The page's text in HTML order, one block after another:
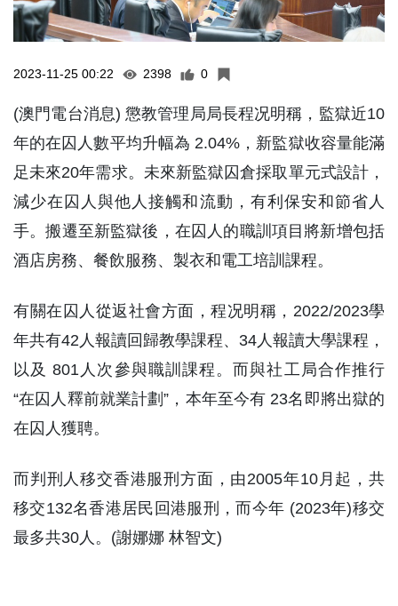
2023-11-25 00:22 2398 0
(澳門電台消息) 懲教管理局局長程况明稱，監獄近10
年的在囚人數平均升幅為 2.04%，新監獄收容量能滿
足未來20年需求。未來新監獄囚倉採取單元式設計，
減少在囚人與他人接觸和流動，有利保安和節省人
手。搬遷至新監獄後，在囚人的職訓項目將新增包括
酒店房務、餐飲服務、製衣和電工培訓課程。
有關在囚人從返社會方面，程况明稱，2022/2023學
年共有42人報讀回歸教學課程、34人報讀大學課程，
以及 801人次參與職訓課程。而與社工局合作推行
“在囚人釋前就業計劃”，本年至今有 23名即將出獄的
在囚人獲聘。
而判刑人移交香港服刑方面，由2005年10月起，共
移交132名香港居民回港服刑，而今年 (2023年)移交
最多共30人。(謝娜娜 林智文)